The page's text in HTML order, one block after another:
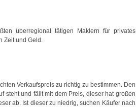
überregional tätigen Maklern für privates
Zeit und Geld.
Verkaufspreis zu richtig zu bestimmen. Den
steht und fällt mit dem Preis, dieser hat großen
ab. Ist dieser zu niedrig, suchen Käufer nach